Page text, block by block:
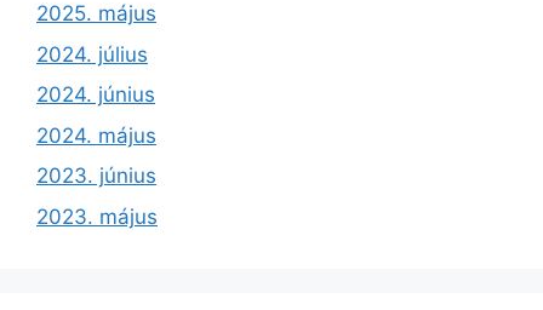
2025. május
2024. július
2024. június
2024. május
2023. június
2023. május